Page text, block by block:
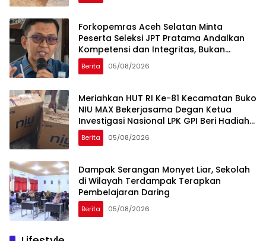
Forkopemras Aceh Selatan Minta
Peserta Seleksi JPT Pratama Andalkan
Kompetensi dan Integritas, Bukan
Kedekatan
Berita 05/08/2026
Meriahkan HUT RI Ke-81 Kecamatan Buko
NIU MAX Bekerjasama Degan Ketua
Investigasi Nasional LPK GPI Beri Hadiah
Sponsor Kegiatan Laga Sepak Bola U-
45
Berita 05/08/2026
Dampak Serangan Monyet Liar, Sekolah
di Wilayah Terdampak Terapkan
Pembelajaran Daring
Berita 05/08/2026